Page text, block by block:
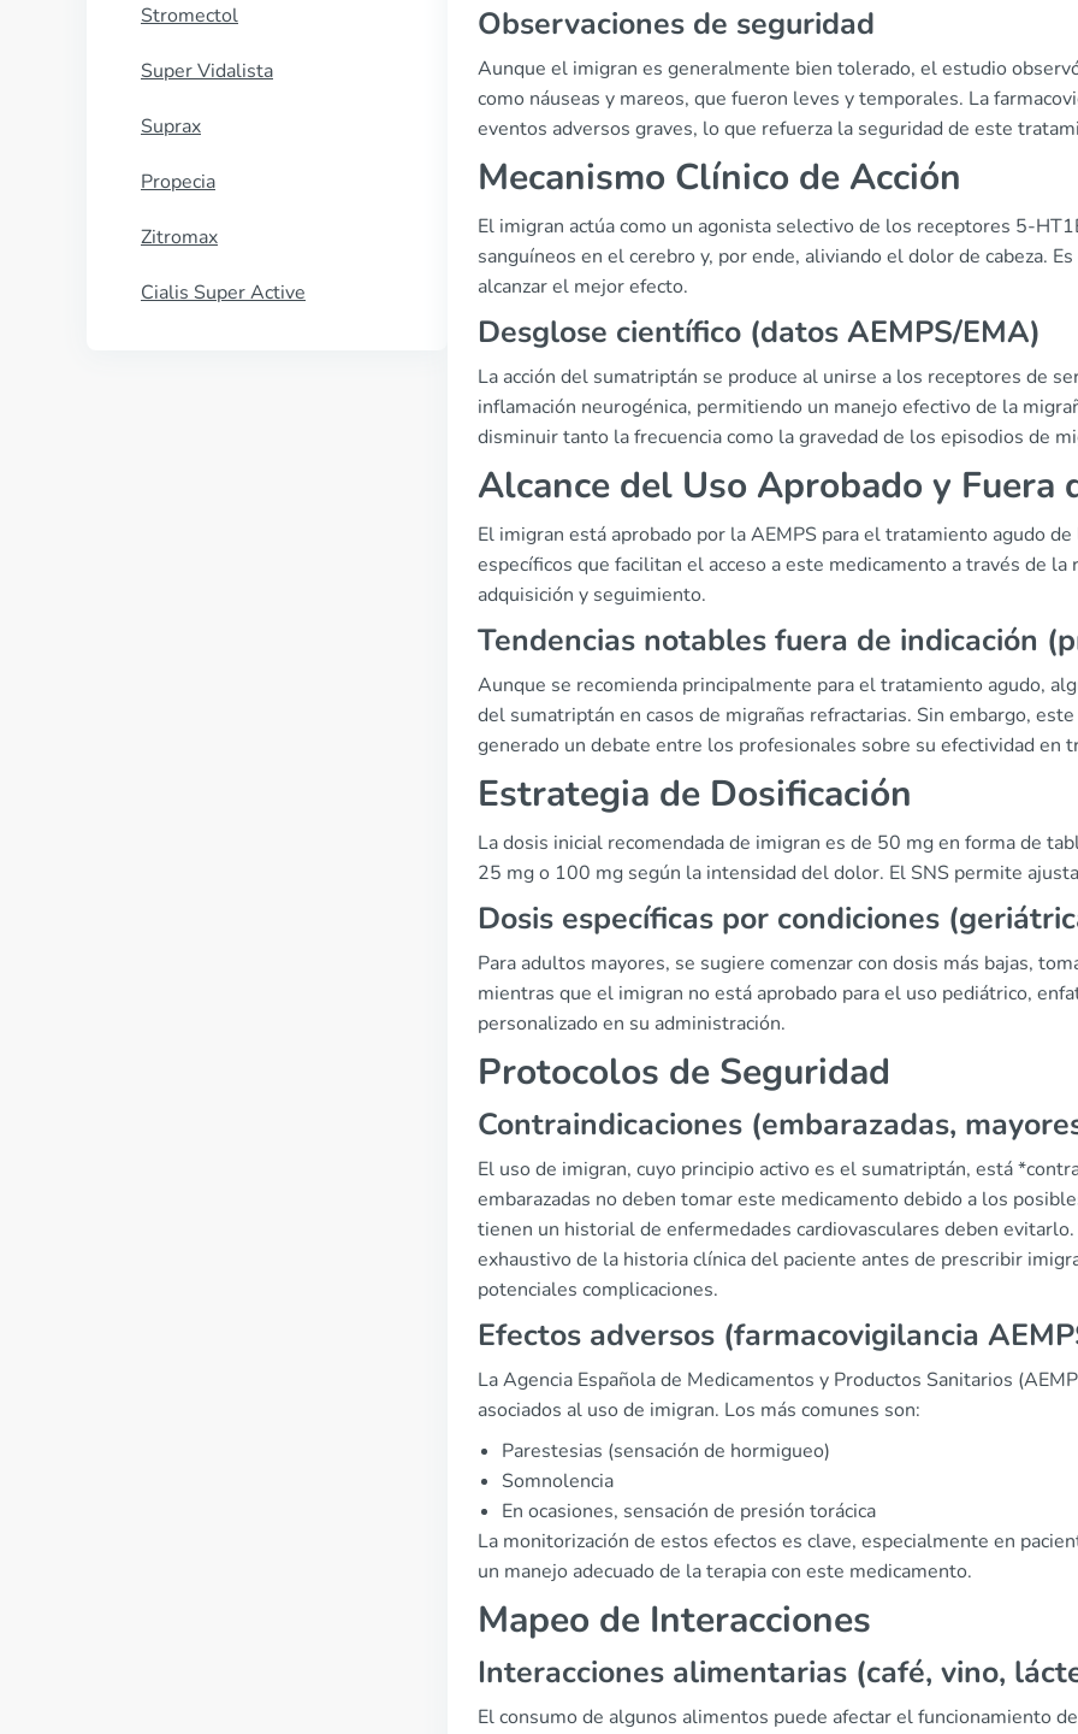
Stromectol
Super Vidalista
Suprax
Propecia
Zitromax
Cialis Super Active
Observaciones de seguridad
Aunque el imigran es generalmente bien tolerado, el estudio
como náuseas y mareos, que fueron leves y temporales. La
eventos adversos graves, lo que refuerza la seguridad de este
Mecanismo Clínico de Acción
El imigran actúa como un agonista selectivo de los receptores 5-
sanguíneos en el cerebro y, por ende, aliviando el dolor de cabeza.
alcanzar el mejor efecto.
Desglose científico (datos AEMPS/EMA)
La acción del sumatriptán se produce al unirse a los receptores de
inflamación neurogénica, permitiendo un manejo efectivo de la
disminuir tanto la frecuencia como la gravedad de los episodios de
Alcance del Uso Aprobado y Fuera
El imigran está aprobado por la AEMPS para el tratamiento agudo
específicos que facilitan el acceso a este medicamento a través de
adquisición y seguimiento.
Tendencias notables fuera de indicación
Aunque se recomienda principalmente para el tratamiento agudo,
del sumatriptán en casos de migrañas refractarias. Sin embargo,
generado un debate entre los profesionales sobre su efectividad en
Estrategia de Dosificación
La dosis inicial recomendada de imigran es de 50 mg en forma de
25 mg o 100 mg según la intensidad del dolor. El SNS permite
Dosis específicas por condiciones
Para adultos mayores, se sugiere comenzar con dosis más bajas,
mientras que el imigran no está aprobado para el uso pediátrico,
personalizado en su administración.
Protocolos de Seguridad
Contraindicaciones (embarazadas,
El uso de imigran, cuyo principio activo es el sumatriptán, está
embarazadas no deben tomar este medicamento debido a los
tienen un historial de enfermedades cardiovasculares deben
exhaustivo de la historia clínica del paciente antes de prescribir
potenciales complicaciones.
Efectos adversos (farmacovigilancia
La Agencia Española de Medicamentos y Productos Sanitarios
asociados al uso de imigran. Los más comunes son:
Parestesias (sensación de hormigueo)
Somnolencia
En ocasiones, sensación de presión torácica
La monitorización de estos efectos es clave, especialmente en
un manejo adecuado de la terapia con este medicamento.
Mapeo de Interacciones
Interacciones alimentarias (café, vino,
El consumo de algunos alimentos puede afectar el funcionamiento